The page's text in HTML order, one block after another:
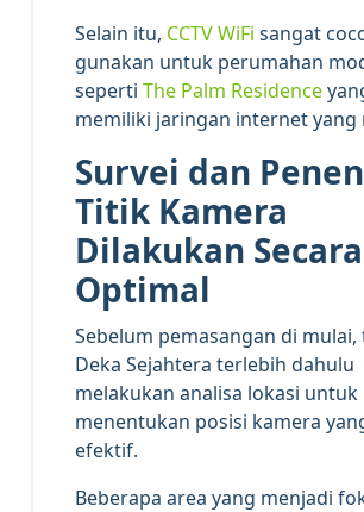
Selain itu, CCTV WiFi sangat
gunakan untuk perumahan
seperti The Palm Residence
memiliki jaringan internet yang
Survei dan
Titik Kamera
Dilakukan Secara
Optimal
Sebelum pemasangan di mulai,
Deka Sejahtera terlebih dahulu
melakukan analisa lokasi untuk
menentukan posisi kamera
efektif.
Beberapa area yang menjadi